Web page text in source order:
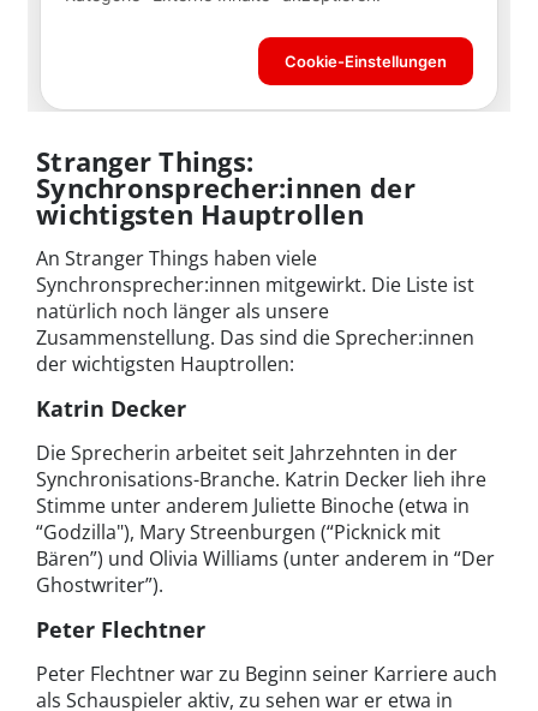
Stranger Things:
Synchronsprecher:innen der
wichtigsten Hauptrollen
An Stranger Things haben viele
Synchronsprecher:innen mitgewirkt. Die Liste ist
natürlich noch länger als unsere
Zusammenstellung. Das sind die Sprecher:innen
der wichtigsten Hauptrollen:
Katrin Decker
Die Sprecherin arbeitet seit Jahrzehnten in der
Synchronisations-Branche. Katrin Decker lieh ihre
Stimme unter anderem Juliette Binoche (etwa in
“Godzilla"), Mary Streenburgen (“Picknick mit
Bären”) und Olivia Williams (unter anderem in “Der
Ghostwriter”).
Peter Flechtner
Peter Flechtner war zu Beginn seiner Karriere auch
als Schauspieler aktiv, zu sehen war er etwa in